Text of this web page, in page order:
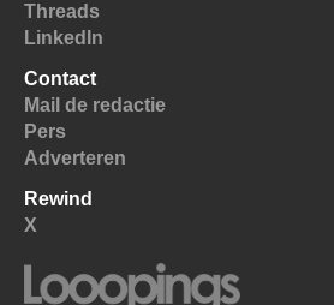
Threads
LinkedIn
Contact
Mail de redactie
Pers
Adverteren
Rewind
X